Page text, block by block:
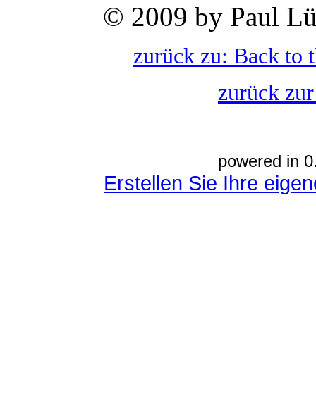
© 2009 by Paul
zurück zu: Back to
zurück
powered in
Erstellen Sie Ihre